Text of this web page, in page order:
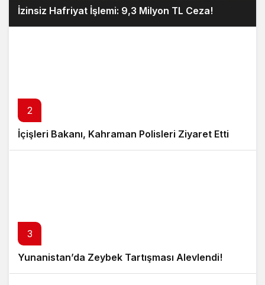
İzinsiz Hafriyat İşlemi: 9,3 Milyon TL Ceza!
2
İçişleri Bakanı, Kahraman Polisleri Ziyaret Etti
3
Yunanistan’da Zeybek Tartışması Alevlendi!